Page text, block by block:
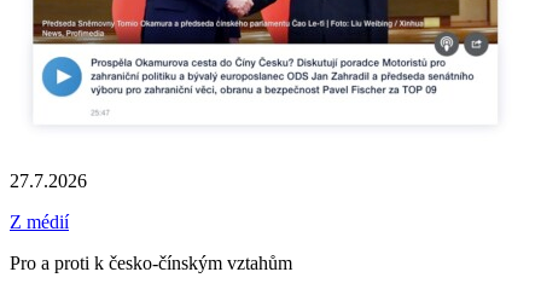
27.7.2026
Z médií
Pro a proti k česko-čínským vztahům